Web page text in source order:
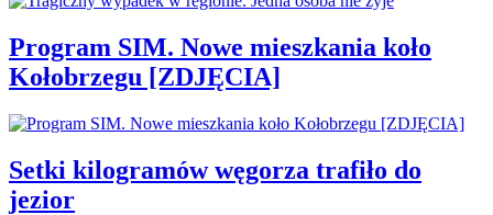
Program SIM. Nowe mieszkania koło
Kołobrzegu [ZDJĘCIA]
Setki kilogramów węgorza trafiło do
jezior